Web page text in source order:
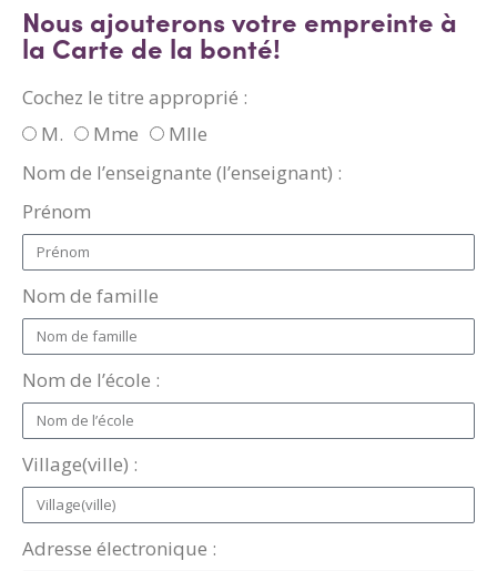
Nous ajouterons votre empreinte à
la Carte de la bonté!
Cochez le titre approprié :
M.
Mme
Mlle
Nom de l’enseignante (l’enseignant) :
Prénom
Nom de famille
Nom de l’école :
Village(ville) :
Adresse électronique :